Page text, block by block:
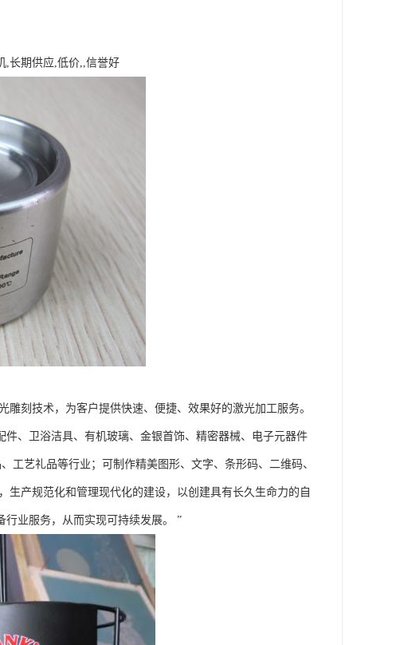
,长期供应,低价,,信誉好
刻技术，为客户提供快速、便捷、效果好的激光加工服务。
、卫浴洁具、有机玻璃、金银首饰、精密器械、电子元器件
工艺礼品等行业；可制作精美图形、文字、条形码、二维码、
产规范化和管理现代化的建设，以创建具有长久生命力的自
业服务，从而实现可持续发展。 ”